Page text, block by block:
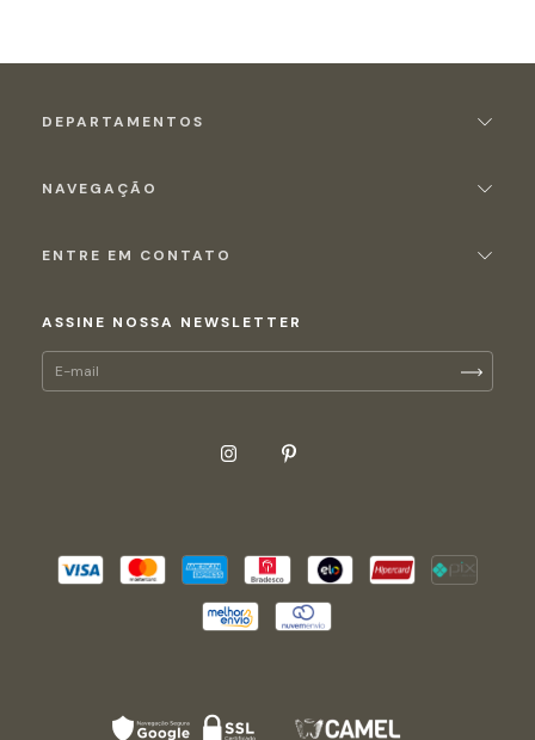
ASSINE NOSSA NEWSLETTER
DEPARTAMENTOS
NAVEGAÇÃO
ENTRE EM CONTATO